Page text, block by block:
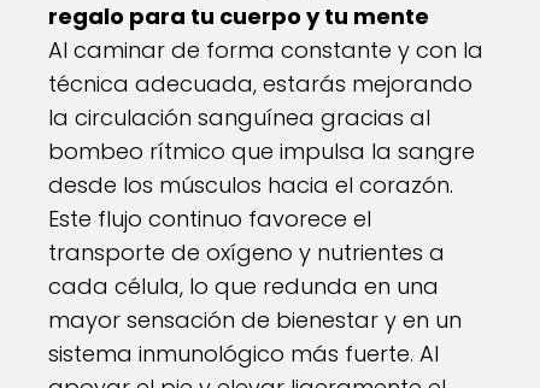
regalo para tu cuerpo y tu mente
Al caminar de forma constante y con la
técnica adecuada, estarás mejorando
la circulación sanguínea gracias al
bombeo rítmico que impulsa la sangre
desde los músculos hacia el corazón.
Este flujo continuo favorece el
transporte de oxígeno y nutrientes a
cada célula, lo que redunda en una
mayor sensación de bienestar y en un
sistema inmunológico más fuerte. Al